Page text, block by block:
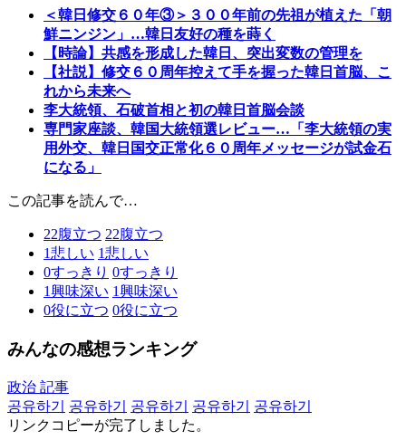
＜韓日修交６０年③＞３００年前の先祖が植えた「朝
鮮ニンジン」…韓日友好の種を蒔く
【時論】共感を形成した韓日、突出変数の管理を
【社説】修交６０周年控えて手を握った韓日首脳、こ
れから未来へ
李大統領、石破首相と初の韓日首脳会談
専門家座談、韓国大統領選レビュー…「李大統領の実
用外交、韓日国交正常化６０周年メッセージが試金石
になる」
この記事を読んで…
22腹立つ 22腹立つ
1悲しい 1悲しい
0すっきり 0すっきり
1興味深い 1興味深い
0役に立つ 0役に立つ
みんなの感想ランキング
政治 記事
공유하기
공유하기 공유하기 공유하기
공유하기
リンクコピーが完了しました。